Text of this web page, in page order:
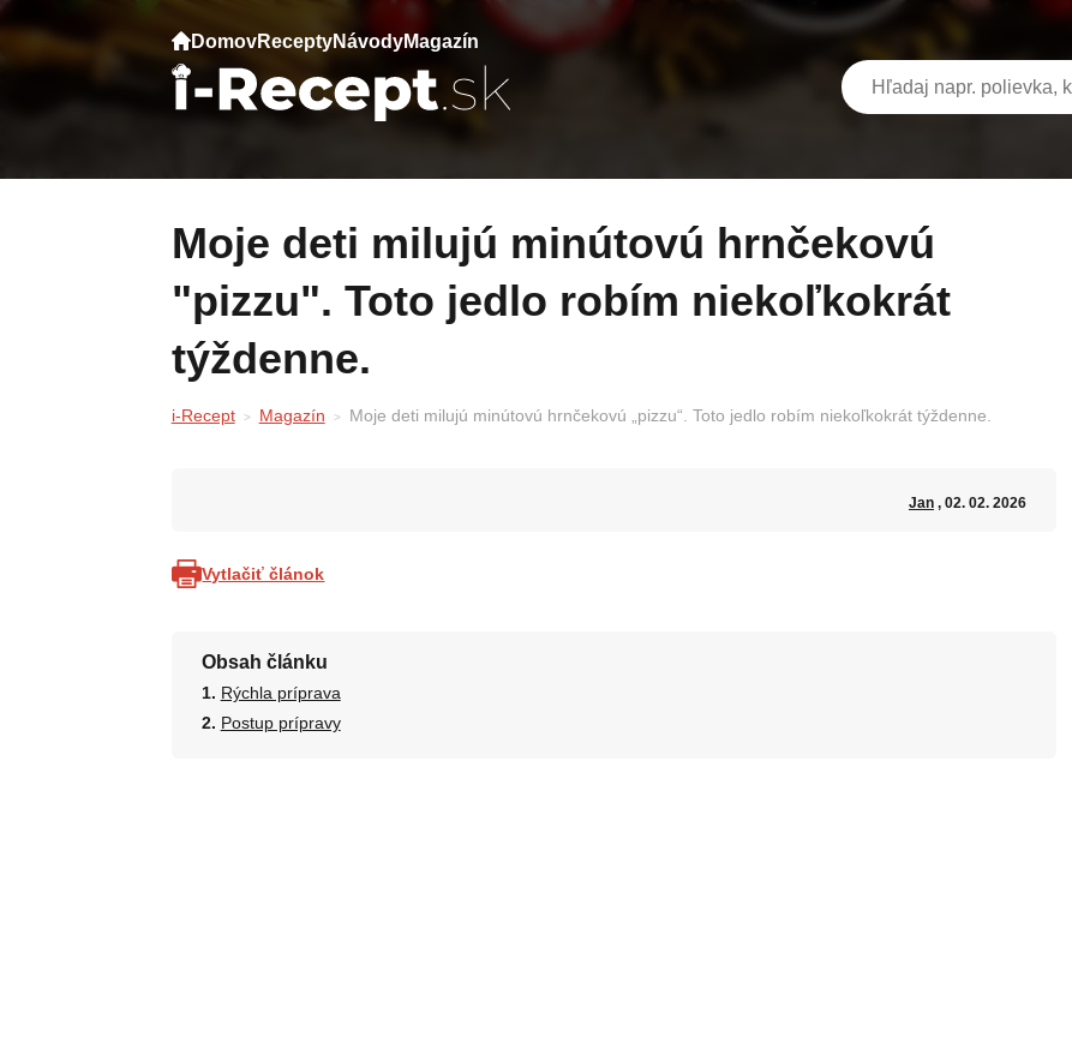
DomovReceptyNávodyMagazín
Moje deti milujú minútovú hrnčekovú
"pizzu". Toto jedlo robím niekoľkokrát
týždenne.
i-Recept Magazín Moje deti milujú minútovú hrnčekovú „pizzu“. Toto jedlo robím niekoľkokrát týždenne.
Jan, 02. 02. 2026
Vytlačiť článok
Obsah článku
Rýchla príprava
Postup prípravy